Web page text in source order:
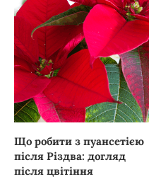
Що робити з пуансетією
після Різдва: догляд
після цвітіння